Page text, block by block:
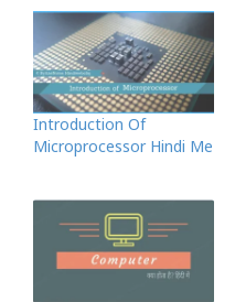
Introduction Of
Microprocessor Hindi Me